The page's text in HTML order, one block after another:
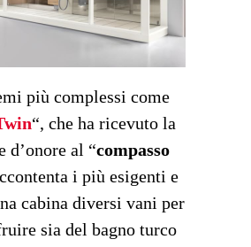
più complessi come
“, che ha ricevuto la
d’onore al “compasso
i più esigenti e
cabina diversi vani per
sia del bagno turco